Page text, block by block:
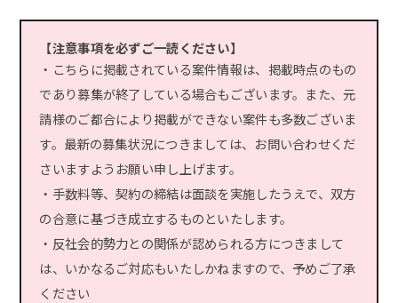
【注意事項を必ずご一読ください】
・こちらに掲載されている案件情報は、掲載時点のもの
であり募集が終了している場合もございます。また、元
請様のご都合により掲載ができない案件も多数ございま
す。最新の募集状況につきましては、お問い合わせくだ
さいますようお願い申し上げます。
・手数料等、契約の締結は面談を実施したうえで、双方
の合意に基づき成立するものといたします。
・反社会的勢力との関係が認められる方につきまして
は、いかなるご対応もいたしかねますので、予めご了承
ください